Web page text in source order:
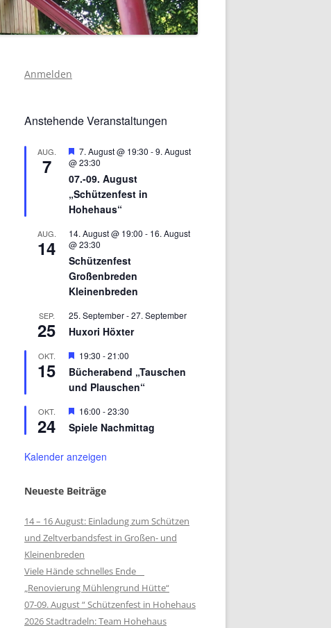
Anmelden
Anstehende Veranstaltungen
AUG.
7
Hervorgehoben
7. August @ 19:30 -9. August
@ 23:30
07.-09. August
„Schützenfest in
Hohehaus“
AUG.
14
14. August @ 19:00 - 16. August
@ 23:30
Schützenfest
Großenbreden
Kleinenbreden
SEP.
25
25. September-27. September
Huxori Höxter
OKT.
15
Hervorgehoben
19:30 -21:00
Bücherabend „Tauschen
und Plauschen“
OKT.
24
Hervorgehoben
16:00 -23:30
Spiele Nachmittag
Kalender anzeigen
Neueste Beiträge
14 – 16 August: Einladung zum Schützen
und Zeltverbandsfest in Großen- und
Kleinenbreden
Viele Hände schnelles Ende
„Renovierung Mühlengrund Hütte“
07-09. August “ Schützenfest in Hohehaus
2026 Stadtradeln: Team Hohehaus